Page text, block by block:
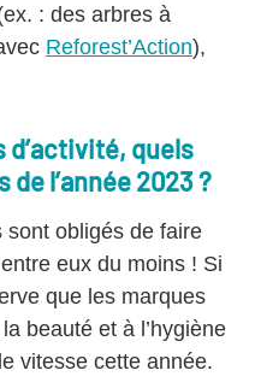
: des arbres à
Reforest’Action),
d’activité, quels
l’année 2023 ?
sont obligés de faire
eux du moins ! Si
que les marques
beauté et à l’hygiène
vitesse cette année.